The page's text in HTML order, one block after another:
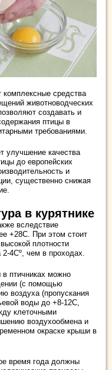
комплексные средства
животноводческих
создавать и
птицы в
требованиями.
улучшение качества
до европейских
и
существенно снижая
в курятнике
вследствие
+28С. При этом стоит
плотности
2-4Сº, чем в проходах.
в птичниках можно
(с помощью
воздуха (пропускания
воды до +8-12С,
клеточными
воздухообмена и
окраске крыши в
время года должны